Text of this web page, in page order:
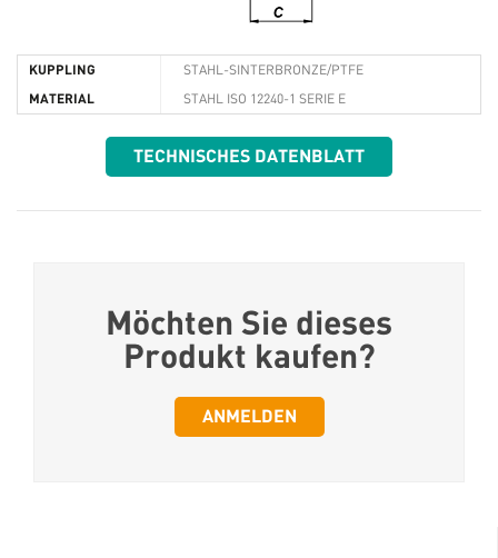
KUPPLING STAHL-SINTERBRONZE/PTFE
MATERIAL STAHL ISO 12240-1 SERIE E
TECHNISCHES DATENBLATT
Möchten Sie dieses
Produkt kaufen?
ANMELDEN